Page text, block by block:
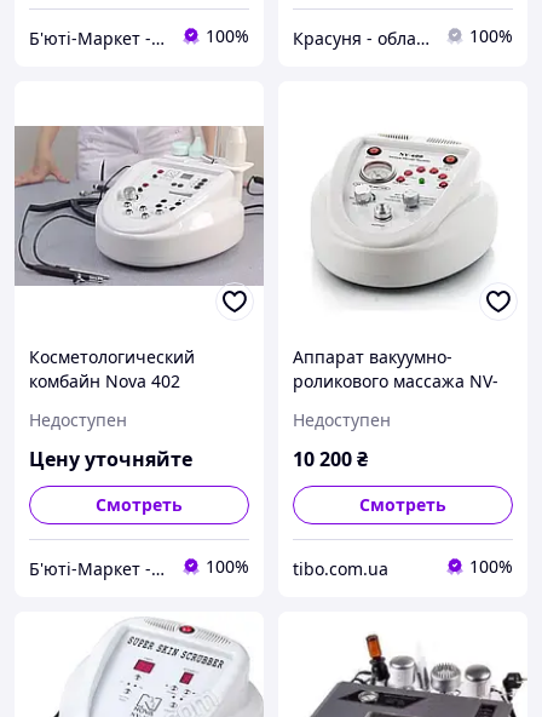
Б'юті-Маркет - обладнання для салонів краси 100% Красуня - обладнання для салонів краси 100%
Косметологический
комбайн Nova 402
+ультразвук)
Недоступен
Цену уточняйте
Смотреть
Б'юті-Маркет - обладнання для салонів краси 100%
Аппарат вакуумно-
роликового массажа NV-
Недоступен
10 200₴
Смотреть
tibo.com.ua 100%